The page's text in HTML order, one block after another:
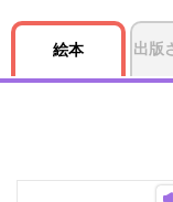
絵本 出版